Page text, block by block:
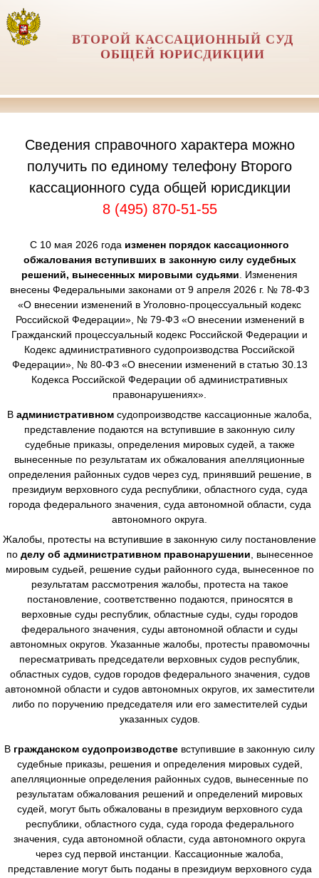
ВТОРОЙ КАССАЦИОННЫЙ СУД
ОБЩЕЙ ЮРИСДИКЦИИ
Сведения справочного характера можно
получить по единому телефону Второго
кассационного суда общей юрисдикции
8 (495) 870-51-55
С 10 мая 2026 года изменен порядок кассационного
обжалования вступивших в законную силу судебных
решений, вынесенных мировыми судьями . Изменения
внесены Федеральными законами от 9 апреля 2026 г. № 78-ФЗ
«О внесении изменений в Уголовно-процессуальный кодекс
Российской Федерации», № 79-ФЗ «О внесении изменений в
Гражданский процессуальный кодекс Российской Федерации и
Кодекс административного судопроизводства Российской
Федерации», № 80-ФЗ «О внесении изменений в статью 30.13
Кодекса Российской Федерации об административных
правонарушениях».
В административном судопроизводстве кассационные жалоба,
представление подаются на вступившие в законную силу
судебные приказы, определения мировых судей, а также
вынесенные по результатам их обжалования апелляционные
определения районных судов через суд, принявший решение, в
президиум верховного суда республики, областного суда, суда
города федерального значения, суда автономной области, суда
автономного округа.
Жалобы, протесты на вступившие в законную силу постановление
по делу об административном правонарушении , вынесенное
мировым судьей, решение судьи районного суда, вынесенное по
результатам рассмотрения жалобы, протеста на такое
постановление, соответственно подаются, приносятся в
верховные суды республик, областные суды, суды городов
федерального значения, суды автономной области и суды
автономных округов. Указанные жалобы, протесты правомочны
пересматривать председатели верховных судов республик,
областных судов, судов городов федерального значения, судов
автономной области и судов автономных округов, их заместители
либо по поручению председателя или его заместителей судьи
указанных судов.
В гражданском судопроизводстве вступившие в законную силу
судебные приказы, решения и определения мировых судей,
апелляционные определения районных судов, вынесенные по
результатам обжалования решений и определений мировых
судей, могут быть обжалованы в президиум верховного суда
республики, областного суда, суда города федерального
значения, суда автономной области, суда автономного округа
через суд первой инстанции. Кассационные жалоба,
представление могут быть поданы в президиум верховного суда